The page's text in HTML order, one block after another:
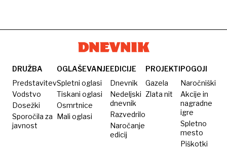
DRUŽBA
Predstavitev
Vodstvo
Dosežki
Sporočila za
javnost
OGLAŠEVANJE
Spletni oglasi
Tiskani oglasi
Osmrtnice
Mali oglasi
EDICIJE
Dnevnik
Nedeljski
dnevnik
Razvedrilo
Naročanje
edicij
PROJEKTI
Gazela
Zlata nit
POGOJI
Naročniški
Akcije in
nagradne
igre
Spletno
mesto
Piškotki